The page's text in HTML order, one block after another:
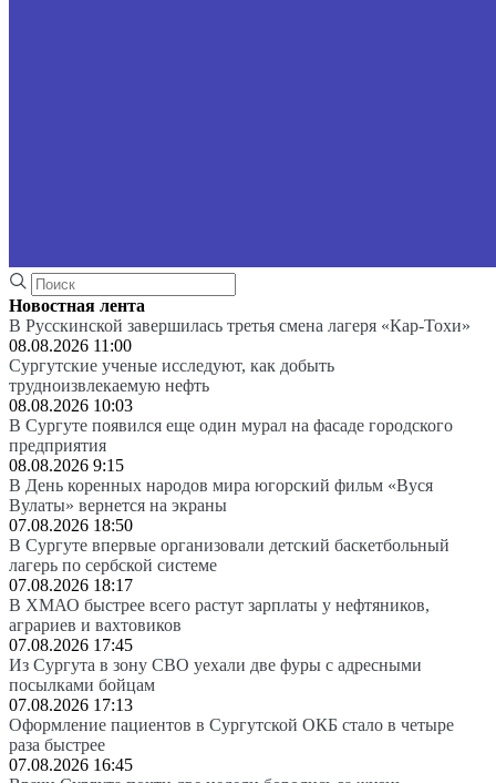
Новостная лента
В Русскинской завершилась третья смена лагеря «Кар-Тохи»
08.08.2026 11:00
Сургутские ученые исследуют, как добыть
трудноизвлекаемую нефть
08.08.2026 10:03
В Сургуте появился еще один мурал на фасаде городского
предприятия
08.08.2026 9:15
В День коренных народов мира югорский фильм «Вуся
Вулаты» вернется на экраны
07.08.2026 18:50
В Сургуте впервые организовали детский баскетбольный
лагерь по сербской системе
07.08.2026 18:17
В ХМАО быстрее всего растут зарплаты у нефтяников,
аграриев и вахтовиков
07.08.2026 17:45
Из Сургута в зону СВО уехали две фуры с адресными
посылками бойцам
07.08.2026 17:13
Оформление пациентов в Сургутской ОКБ стало в четыре
раза быстрее
07.08.2026 16:45